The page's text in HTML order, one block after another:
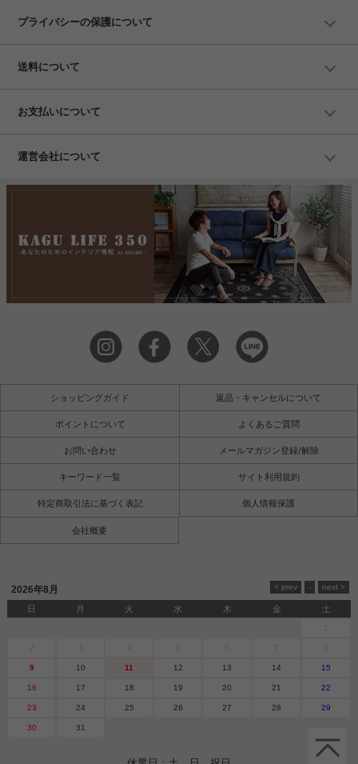
プライバシーの保護について
送料について
お支払いについて
運営会社について
ショッピングガイド 返品・キャンセルについて
ポイントについて よくあるご質問
お問い合わせ メールマガジン登録/解除
キーワード一覧 サイト利用規約
特定商取引法に基づく表記 個人情報保護
会社概要
2026年8月
日 月 火 水 木 金 土
9 10 11 12 13 14 15
16 17 18 19 20 21 22
23 24 25 26 27 28 29
30 31